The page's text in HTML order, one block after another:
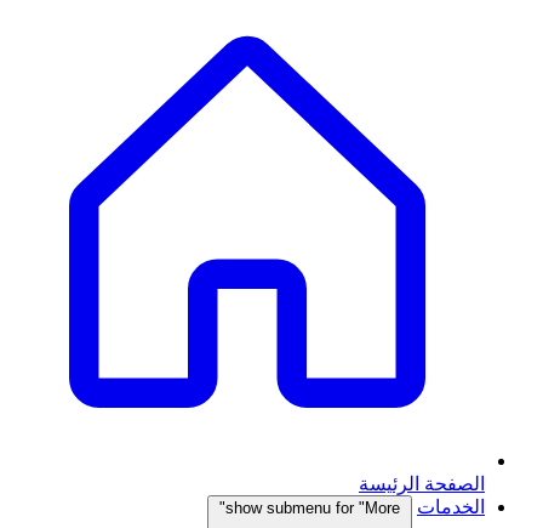
الصفحة الرئيسة
الخدمات
show submenu for "More"